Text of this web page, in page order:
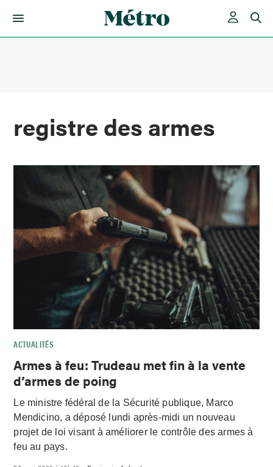
registre des armes
ACTUALITÉS
Armes à feu: Trudeau met fin à la vente
d’armes de poing
Le ministre fédéral de la Sécurité publique, Marco
Mendicino, a déposé lundi après-midi un nouveau
projet de loi visant à améliorer le contrôle des armes à
feu au pays.